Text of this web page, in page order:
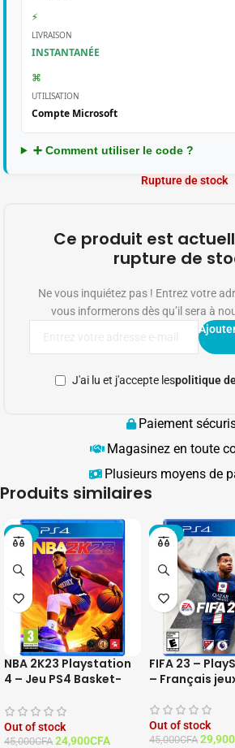
⚡
LIVRAISON
INSTANTANÉE
⌘
UTILISATION
Compte Microsoft
➕ Comment utiliser le code ?
Rupture de stock
Ce produit est
rupture de
Ne vous inquiétez pas ! Entrez votre
vous informerons dès qu’il sera à
J'ai lu et j'accepte lespolitique
Paiement
Magasinez en toute
Plusieurs moyens de
Produits similaires
-45%
NBA 2K23 Playstation
4 – Jeu PS4 Basket-
Out of stock
45,000CFA 24,900CFA
-34%
FIFA 23 –
– Français
Out of stock
45,000CFA 29,900